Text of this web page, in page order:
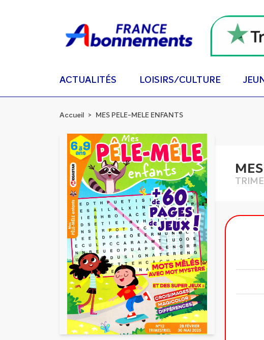
ACTUALITÉS LOISIRS/CULTURE
Accueil MES PELE-MELE ENFANTS